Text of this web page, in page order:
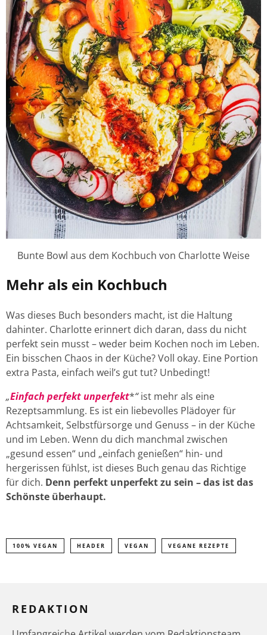
Bunte Bowl aus dem Kochbuch von Charlotte Weise
Mehr als ein Kochbuch
Was dieses Buch besonders macht, ist die Haltung
dahinter. Charlotte erinnert dich daran, dass du nicht
perfekt sein musst – weder beim Kochen noch im Leben.
Ein bisschen Chaos in der Küche? Voll okay. Eine Portion
extra Pasta, einfach weil’s gut tut? Unbedingt!
„Einfach perfekt unperfekt*“ist mehr als eine
Rezeptsammlung. Es ist ein liebevolles Plädoyer für
Achtsamkeit, Selbstfürsorge und Genuss – in der Küche
und im Leben. Wenn du dich manchmal zwischen
„gesund essen“ und „einfach genießen“ hin- und
hergerissen fühlst, ist dieses Buch genau das Richtige
für dich. Denn perfekt unperfekt zu sein – das ist das
Schönste überhaupt.
100% VEGAN HEADER VEGAN VEGANE REZEPTE
REDAKTION